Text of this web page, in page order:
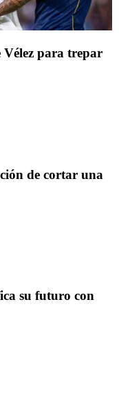
Vélez para trepar
de cortar una
su futuro con